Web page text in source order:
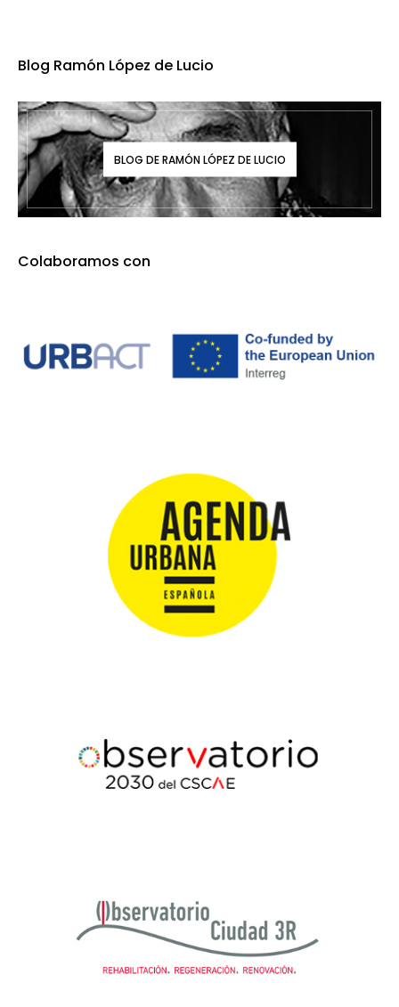
Blog Ramón López de Lucio
BLOG DE RAMÓN LÓPEZ DE LUCIO
Colaboramos con